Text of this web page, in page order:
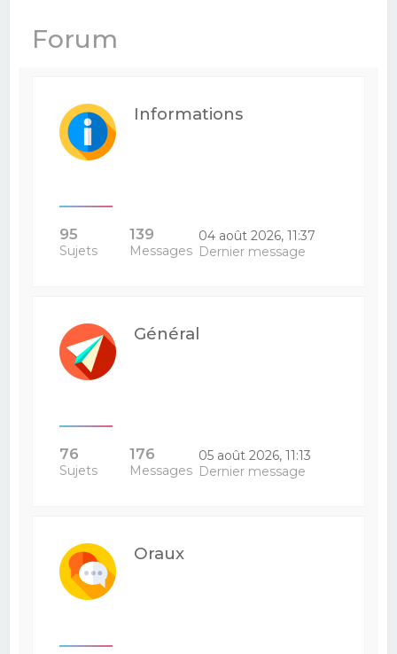
Forum
Informations
95
Sujets
139
Messages
04 août 2026, 11:37
Dernier message
Général
76
Sujets
176
Messages
05 août 2026, 11:13
Dernier message
Oraux